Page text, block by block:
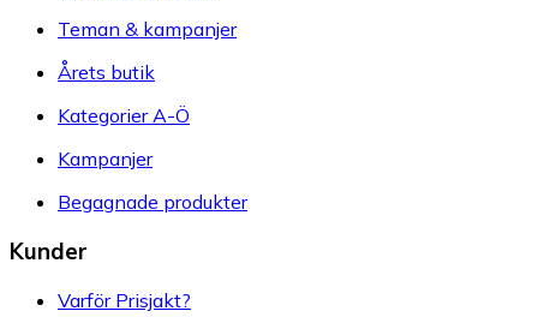
Teman & kampanjer
Årets butik
Kategorier A-Ö
Kampanjer
Begagnade produkter
Kunder
Varför Prisjakt?